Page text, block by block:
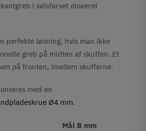
i sølvfarvet eloxeret
perfekte løsning, hvis man ikke
greb på midten af skuffen. Et
på fronten, imellem skufferne.
med en
Ø4 mm.
Mål B mm